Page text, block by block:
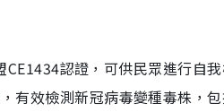
認證，可供民眾進行自
有效檢測新冠病毒變種毒株，